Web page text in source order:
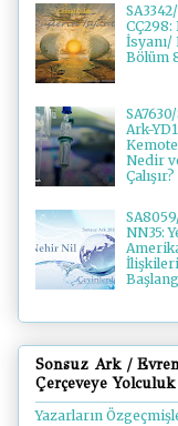
İsyanı/
Bölüm
Ark-
Nedir
Çalışır?
NN35:
Sonsuz Ark /
Çerçeveye Yolculuk
Yazarların